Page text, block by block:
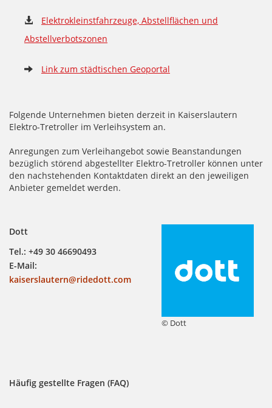
Elektrokleinstfahrzeuge, Abstellflächen und
Abstellverbotszonen
Link zum städtischen Geoportal
Folgende Unternehmen bieten derzeit in Kaiserslautern
Elektro-Tretroller im Verleihsystem an.
Anregungen zum Verleihangebot sowie Beanstandungen
bezüglich störend abgestellter Elektro-Tretroller können unter
den nachstehenden Kontaktdaten direkt an den jeweiligen
Anbieter gemeldet werden.
© Dott
Dott
Tel.: +49 30 46690493
E-Mail:
kaiserslautern@ridedott.com
Häufig gestellte Fragen (FAQ)